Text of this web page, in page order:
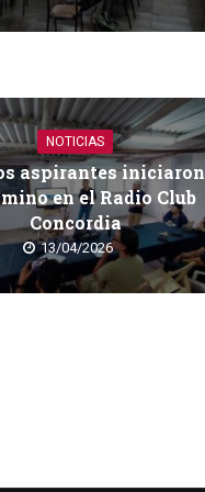
NOTICIAS
aspirantes iniciaron
en el Radio Club
Concordia
13/04/2026